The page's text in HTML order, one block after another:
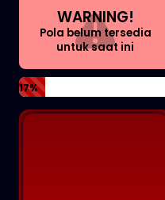
WARNING!
Pola belum tersedia
untuk saat ini
17%